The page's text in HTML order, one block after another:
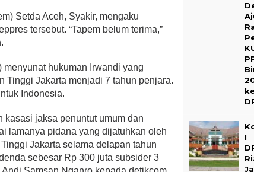
Setda Aceh, Syakir, mengaku
tersebut. “Tapem belum terima,”
hukuman Irwandi yang
Tinggi Jakarta menjadi 7 tahun penjara.
Indonesia.
kasasi jaksa penuntut umum dan
lamanya pidana yang dijatuhkan oleh
Jakarta selama delapan tahun
sebesar Rp 300 juta subsider 3
I